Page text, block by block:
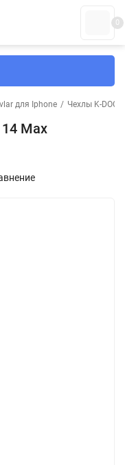
0
для Iphone / Чехлы K-DOO
Max